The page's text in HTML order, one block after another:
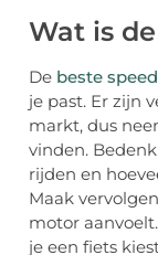
Wat is
De beste
je past. Er zijn
markt, dus
vinden.
rijden en
Maak
motor
je een fiets